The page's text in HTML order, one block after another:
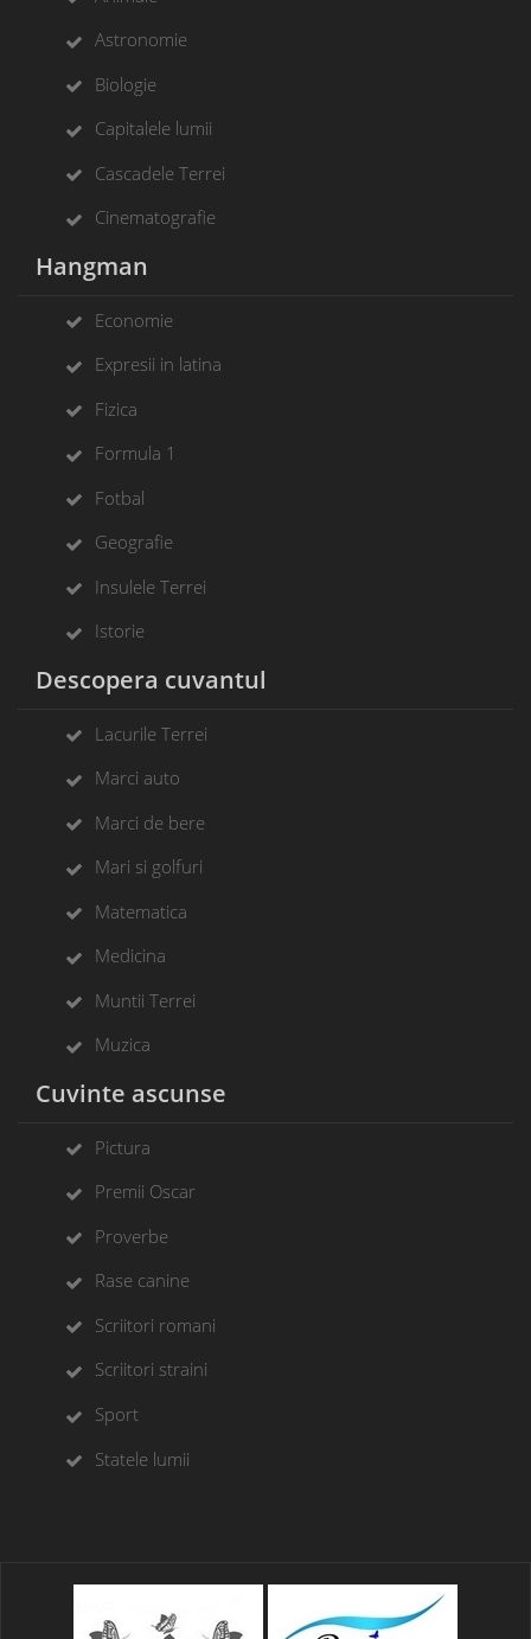
Astronomie
Biologie
Capitalele lumii
Cascadele Terrei
Cinematografie
Hangman
Economie
Expresii in latina
Fizica
Formula 1
Fotbal
Geografie
Insulele Terrei
Istorie
Descopera cuvantul
Lacurile Terrei
Marci auto
Marci de bere
Mari si golfuri
Matematica
Medicina
Muntii Terrei
Muzica
Cuvinte ascunse
Pictura
Premii Oscar
Proverbe
Rase canine
Scriitori romani
Scriitori straini
Sport
Statele lumii